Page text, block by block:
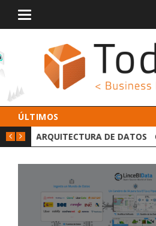
Alternar
ÚLTIMOS
GROOT AI LINCEBI: LA